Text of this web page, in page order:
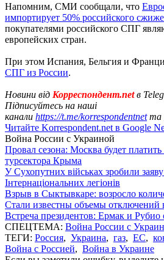
Напомним, СМИ сообщали, что
импортирует 50% российского
покупателями российского СПГ
европейских стран.
При этом Испания, Бельгия и
СПГ из России.
Новини від Корреспондент.netв
Підписуйтесь на наші
канали https://t.me/korrespondentnetта
Читайте Korrespondent.net в Google
Война России с Украиной
Провал сезона: Москва будет
турсектора Крыма
У Сухопутних військах зробили заяву
Інтернаціональних легіонів
Взрыв в Сыктывкаре: возросло
Стали известны объемы отключений
Встреча президентов: Ермак и Рубио
СПЕЦТЕМА: Война России с
ТЕГИ: Россия, Украина, газ, ЕС,
Война с Россией, Война в Украине